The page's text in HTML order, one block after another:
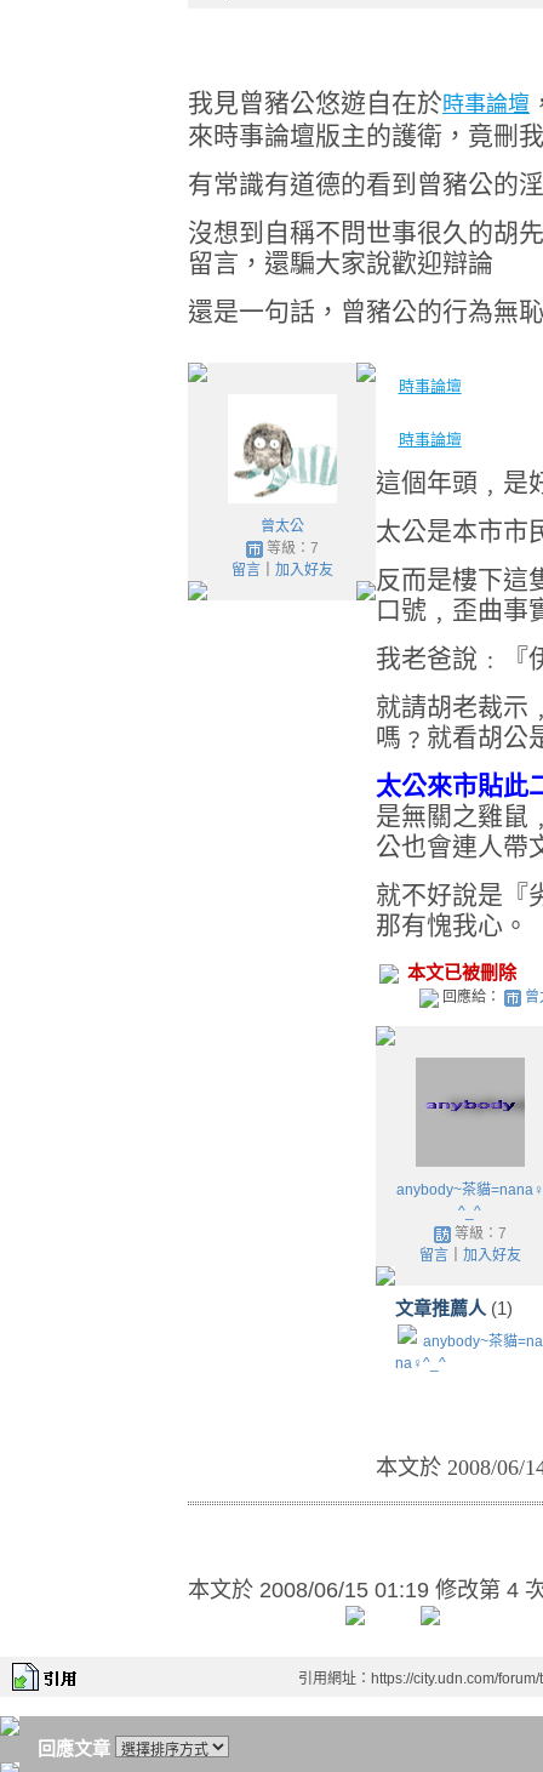
我見曾豬公悠遊自在於時事論壇
來時事論壇版主的護衛，竟刪
有常識有道德的看到曾豬公的
沒想到自稱不問世事很久的胡
留言，還騙大家說歡迎辯論
還是一句話，曾豬公的行為無
曾太公
等級：7
留言｜ 加入好友
時事論壇
時事論壇
這個年頭﹐是
太公是本市市
反而是樓下這
口號﹐歪曲事
我老爸說﹕『
就請胡老裁示
嗎﹖就看胡公
太公來市貼此
是無關之雞鼠
公也會連人帶
就不好說是『
那有愧我心。
本文已被刪除
回應給：
anybody~茶貓=nana♀
^_^
等級：7
留言｜ 加入好友
文章推薦人 (1)
anybody~茶貓=na
na♀^_^
本文於 2008/06/
本文於 2008/06/15 01:19 修改第 4
引用網址：https://city.udn.com/
回應文章